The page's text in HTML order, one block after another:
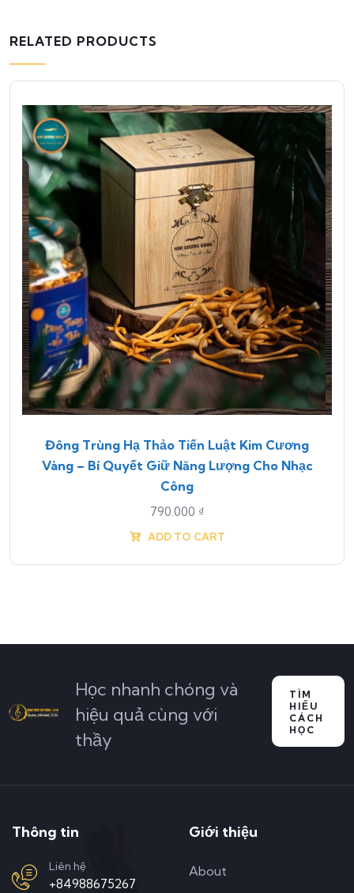
RELATED PRODUCTS
Đông Trùng Hạ Thảo Tiến Luật Kim Cương
Vàng – Bí Quyết Giữ Năng Lượng Cho Nhạc
Công
790.000 ₫
ADD TO CART
Học nhanh chóng và
hiệu quả cùng với
thầy
TÌM
HIỂU
CÁCH
HỌC
Thông tin
Liên hệ
+84988675267
Giới thiệu
About